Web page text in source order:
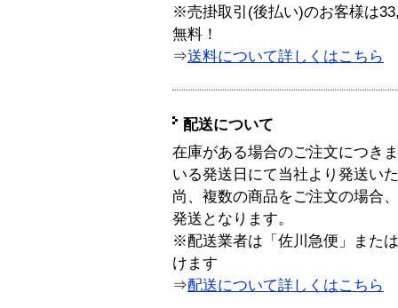
※売掛取引(後払い)のお客様は
無料！
⇒送料について詳しくはこちら
配送について
在庫がある場合のご注文につき
いる発送日にて当社より発送い
尚、複数の商品をご注文の場合
発送となります。
※配送業者は「佐川急便」また
けます
⇒配送について詳しくはこちら